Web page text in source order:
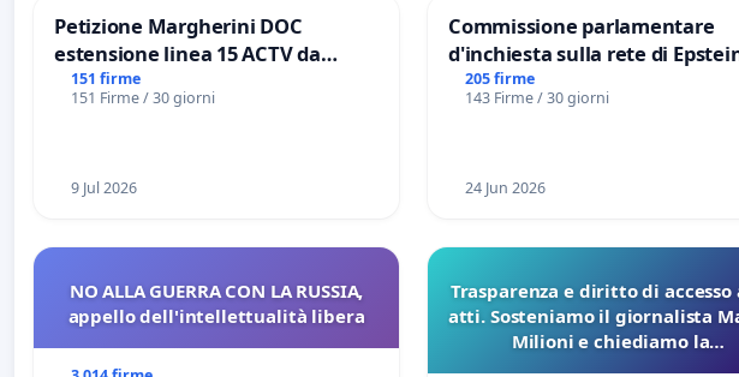
Petizione Margherini DOC
estensione linea 15 ACTV da
Marghera P.zza S. Antonio
all'aeroporto Marco Polo tariffa a
151 firme
151 Firme / 30 giorni
9 Jul 2026
Commissione parlamentare
d'inchiesta sulla rete di
del Mossad: verità sugli Epstein
Files
205 firme
143 Firme / 30 giorni
24 Jun 2026
NO ALLA GUERRA CON LA RUSSIA,
appello dell'intellettualità libera
Trasparenza e diritto di accesso
atti. Sosteniamo il giornalista
Milioni e chiediamo la